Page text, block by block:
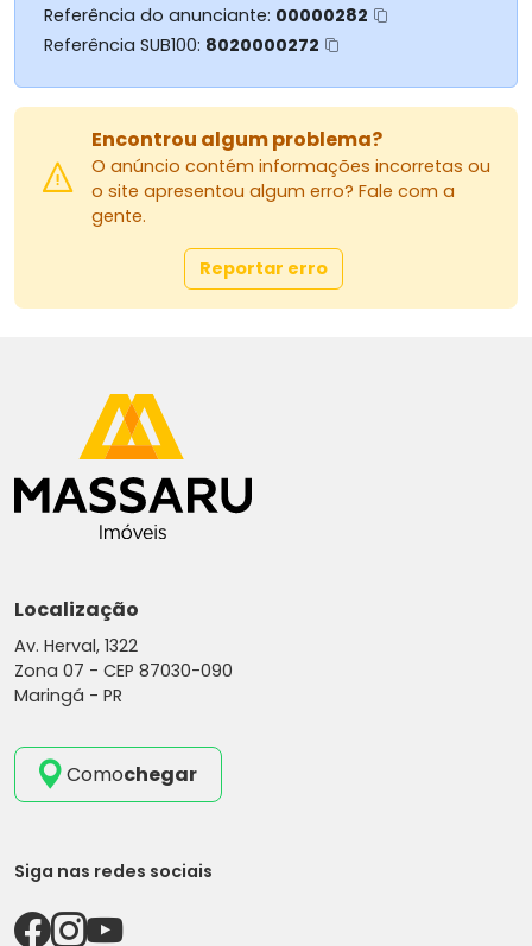
Av. Herval, 1322, Zona 07 - Maringá/PR
44 3026-4441
E-mail: vendasgrupomassaru@gmail.com
Instagram: grupomassaru
AGRADECEMOS A PREFERÊNCIA
Referência do anunciante: 00000282
Referência SUB100: 8020000272
Encontrou algum problema?
O anúncio contém informações incorretas ou
o site apresentou algum erro? Fale com a
gente.
Reportar erro
Localização
Av. Herval, 1322
Zona 07 - CEP 87030-090
Maringá - PR
Comochegar
Siga nas redes sociais